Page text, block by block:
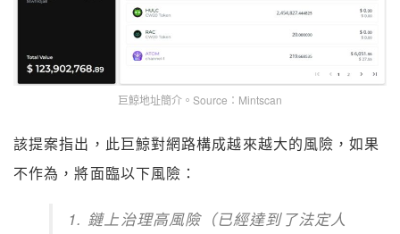
巨鯨地址簡介。Source：Mintscan
該提案指出，此巨鯨對網路構成越來越大的風險，如果
不作為，將面臨以下風險：
1. 鏈上治理高風險（已經達到了法定人